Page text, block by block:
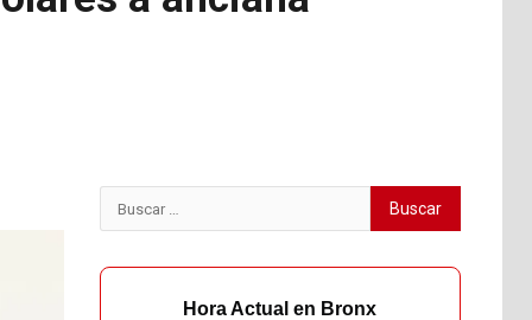
Buscar:
Hora Actual en Bronx